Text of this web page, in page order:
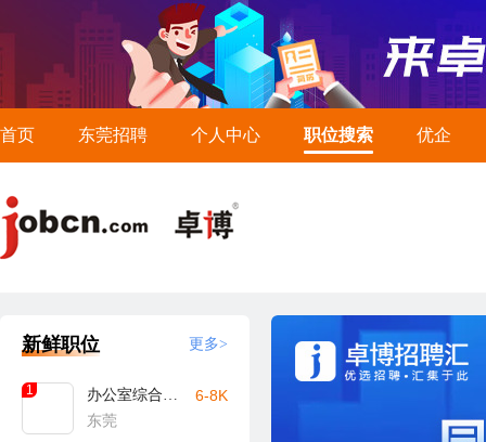
首页 东莞招聘 个人中心 职位搜索 优企
新鲜职位 更多>
1
办公室综合文员
东莞
6-8K